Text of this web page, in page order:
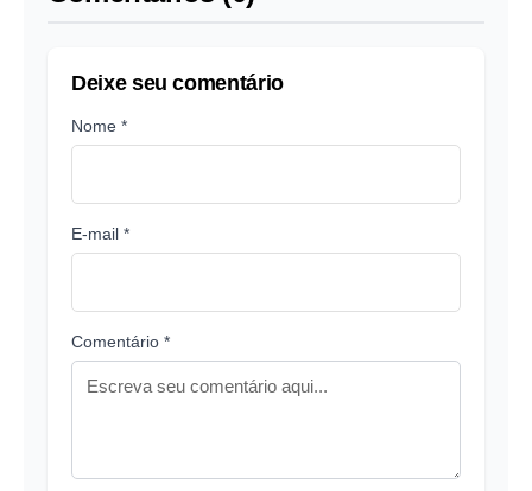
Deixe seu comentário
Nome *
E-mail *
Comentário *